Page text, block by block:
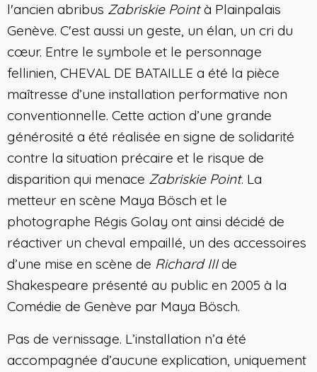
l'ancien abribus Zabriskie Pointà Plainpalais
Genève. C'est aussi un geste, un élan, un cri du
cœur. Entre le symbole et le personnage
fellinien, CHEVAL DE BATAILLE a été la pièce
maîtresse d’une installation performative non
conventionnelle. Cette action d’une grande
générosité a été réalisée en signe de solidarité
contre la situation précaire et le risque de
disparition qui menace Zabriskie Point. La
metteur en scène Maya Bösch et le
photographe Régis Golay ont ainsi décidé de
réactiver un cheval empaillé, un des accessoires
d’une mise en scène de Richard IIIde
Shakespeare présenté au public en 2005 à la
Comédie de Genève par Maya Bösch.
Pas de vernissage. L’installation n’a été
accompagnée d’aucune explication, uniquement